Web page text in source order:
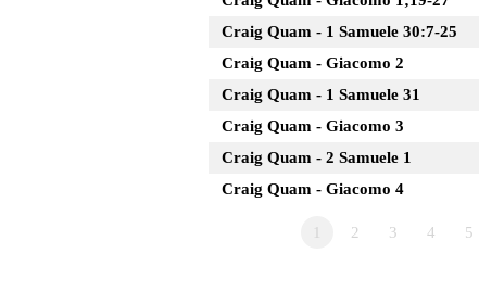
Craig Quam - 1 Samuele 30:7-25
Craig Quam - Giacomo 2
Craig Quam - 1 Samuele 31
Craig Quam - Giacomo 3
Craig Quam - 2 Samuele 1
Craig Quam - Giacomo 4
2 3 4 5